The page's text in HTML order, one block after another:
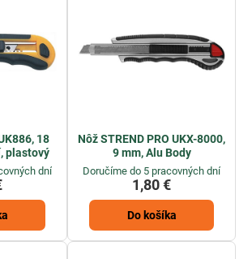
18
plastový
dní
Nôž STREND PRO UKX-8000,
9 mm, Alu Body
Doručíme do 5 pracovných dní
1,80 €
Do košíka